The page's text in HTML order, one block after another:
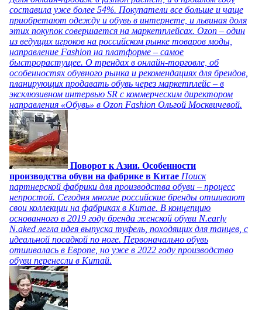
составила уже более 54%. Покупатели все больше и чаще
приобретают одежду и обувь в интернете, и львиная доля
этих покупок совершается на маркетплейсах. Ozon – один
из ведущих игроков на российском рынке товаров моды,
направление Fashion на платформе – самое
быстрорастущее. О трендах в онлайн-торговле, об
особенностях обувного рынка и рекомендациях для брендов,
планирующих продавать обувь через маркетплейс – в
эксклюзивном интервью SR с коммерческим директором
направления «Обувь» в Ozon Fashion Ольгой Москвичевой.
Поворот к Азии. Особенности
производства обуви на фабрике в Китае Поиск
партнерской фабрики для производства обуви – процесс
непростой. Сегодня многие российские бренды отшивают
свои коллекции на фабриках в Китае. В концепцию
основанного в 2019 году бренда женской обуви N.early
N.aked легла идея выпуска туфель, походящих для танцев, с
идеальной посадкой по ноге. Первоначально обувь
отшивалась в Европе, но уже в 2022 году производство
обуви перенесли в Китай.